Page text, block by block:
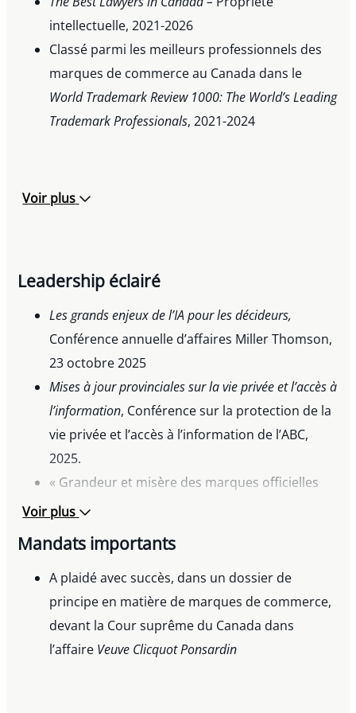
intellectuelle, 2021-2026
Classé parmi les meilleurs professionnels des
marques de commerce au Canada dans le
World Trademark Review 1000: The World’s Leading
Trademark Professionals, 2021-2024
Voir plus
Leadership éclairé
Les grands enjeux de l’IA pour les décideurs,
Conférence annuelle d’affaires Miller Thomson,
23 octobre 2025
Mises à jour provinciales sur la vie privée et l’accès à
l’information, Conférence sur la protection de la
vie privée et l’accès à l’information de l’ABC,
2025.
« Grandeur et misère des marques officielles
»,Développements récents en droit de la propriété
Présomptions en matière de propriété intellectuelle :
ce que les avocats (de contentieux) devraient savoir
Association du Barreau Canadien, 2017
« La Loi de mise en oeuvre de l’AÉCG entre en
vigueur et accorde une protection à des
Voir plus
Mandats importants
A plaidé avec succès, dans un dossier de
principe en matière de marques de commerce,
devant la Cour suprême du Canada dans
l’affaire Veuve Clicquot Ponsardin